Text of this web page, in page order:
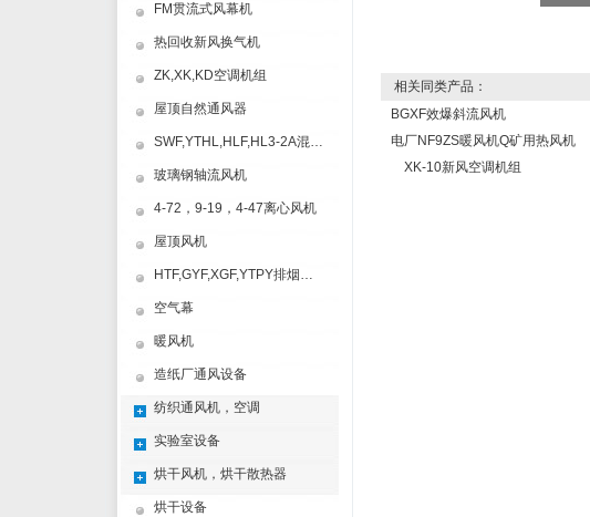
FM贯流式风幕机
热回收新风换气机
ZK,XK,KD空调机组
屋顶自然通风器
SWF,YTHL,HLF,HL3-2A混流风机
玻璃钢轴流风机
4-72，9-19，4-47离心风机
屋顶风机
HTF,GYF,XGF,YTPY排烟风机
空气幕
暖风机
造纸厂通风设备
纺织通风机，空调
实验室设备
烘干风机，烘干散热器
烘干设备
相关同类产品：
BGXF效爆斜流风机
电厂NF9ZS暖风机Q矿用热风机
XK-10新风空调机组